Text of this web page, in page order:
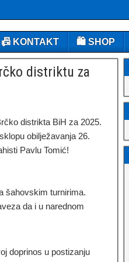
📠 KONTAKT 🛍️ SHOP
distriktu za
distrikta BiH za 2025.
obilježavanja 26.
Pavlu Tomić!
šahovskim turnirima.
da i u narednom
doprinos u postizanju